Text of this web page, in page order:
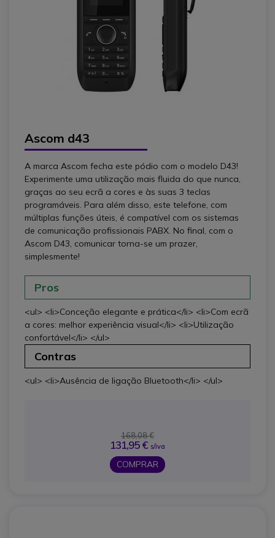
Ascom d43
A marca Ascom fecha este pódio com o modelo D43!
Experimente uma utilização mais fluida do que nunca,
graças ao seu ecrã a cores e às suas 3 teclas
programáveis. Para além disso, este telefone, com
múltiplas funções úteis, é compatível com os sistemas
de comunicação profissionais PABX. No final, com o
Ascom D43, comunicar torna-se um prazer,
simplesmente!
Pros
<ul> <li>Conceção elegante e prática</li> <li>Com ecrã
a cores: melhor experiência visual</li> <li>Utilização
confortável</li> </ul>
Contras
<ul> <li>Ausência de ligação Bluetooth</li> </ul>
168,08 €
131,95 € s/iva
COMPRAR